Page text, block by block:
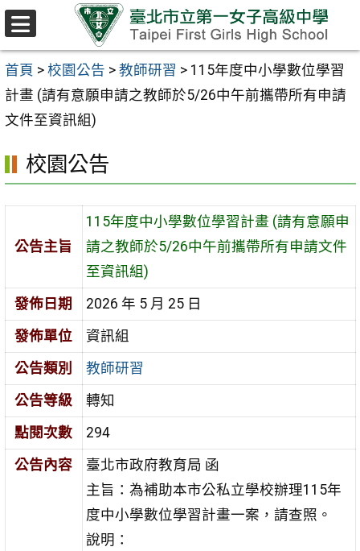
跳至主要內容區
首頁 > 校園公告 > 教師研習 > 115年度中小學數位學習
計畫 (請有意願申請之教師於5/26中午前攜帶所有申請
文件至資訊組)
校園公告
公告主旨
115年度中小學數位學習計畫 (請有意願申
請之教師於5/26中午前攜帶所有申請文件
至資訊組)
發佈日期
2026 年 5 月 25 日
發佈單位
資訊組
公告類別
教師研習
公告等級
轉知
點閱次數
294
公告內容
臺北市政府教育局 函
主旨：為補助本市公私立學校辦理115年
度中小學數位學習計畫一案，請查照。
說明：
選
單